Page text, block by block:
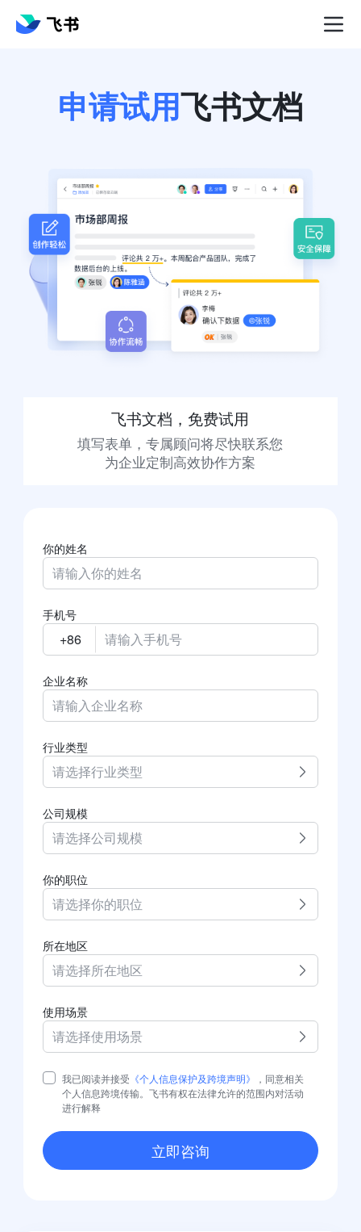
申请试用飞书文档
飞书文档，免费试用
填写表单，专属顾问将尽快联系您
为企业定制高效协作方案
你的姓名
手机号
企业名称
行业类型
请选择行业类型
公司规模
请选择公司规模
你的职位
请选择你的职位
所在地区
请选择所在地区
使用场景
请选择使用场景
我已阅读并接受 《个人信息保护及跨境声明》
，同意相关
个人信息跨境传输。飞书有权在法律允许的范围内对活动
进行解释
立即咨询